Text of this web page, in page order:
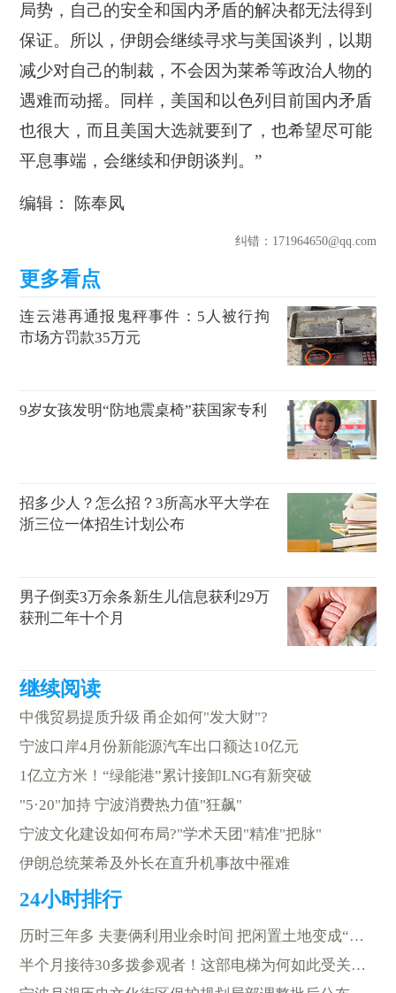
局势，自己的安全和国内矛盾的解决都无法得到
保证。所以，伊朗会继续寻求与美国谈判，以期
减少对自己的制裁，不会因为莱希等政治人物的
遇难而动摇。同样，美国和以色列目前国内矛盾
也很大，而且美国大选就要到了，也希望尽可能
平息事端，会继续和伊朗谈判。”
编辑： 陈奉凤
纠错：171964650@qq.com
连云港再通报鬼秤事件：5人被行拘
市场方罚款35万元
9岁女孩发明“防地震桌椅”获国家专利
招多少人？怎么招？3所高水平大学在
浙三位一体招生计划公布
男子倒卖3万余条新生儿信息获利29万
获刑二年十个月
中俄贸易提质升级 甬企如何"发大财"?
宁波口岸4月份新能源汽车出口额达10亿元
1亿立方米！“绿能港”累计接卸LNG有新突破
"5·20"加持 宁波消费热力值"狂飙"
宁波文化建设如何布局?"学术天团"精准"把脉"
伊朗总统莱希及外长在直升机事故中罹难
历时三年多 夫妻俩利用业余时间 把闲置土地变成“莫奈花园”
半个月接待30多拨参观者！这部电梯为何如此受关注？